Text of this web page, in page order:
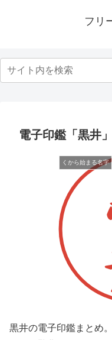
フリ
電子印鑑「黒井
くから始まる名字
黒井の電子印鑑まとめ